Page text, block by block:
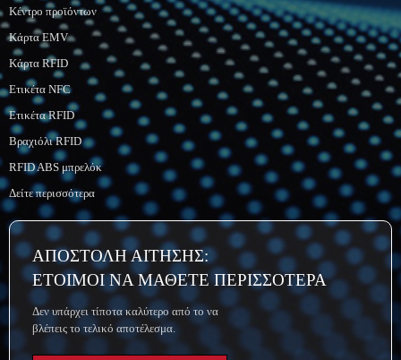
Κέντρο προϊόντων
Κάρτα EMV
Κάρτα RFID
Ετικέτα NFC
Ετικέτα RFID
Βραχιόλι RFID
RFID ABS μπρελόκ
Δείτε περισσότερα
ΑΠΟΣΤΟΛΗ ΑΙΤΗΣΗΣ:
ΕΤΟΙΜΟΙ ΝΑ ΜΑΘΕΤΕ ΠΕΡΙΣΣΟΤΕΡΑ
Δεν υπάρχει τίποτα καλύτερο από το να
βλέπεις το τελικό αποτέλεσμα.